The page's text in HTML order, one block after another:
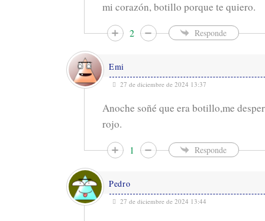
mi corazón, botillo porque te quiero.
2 Responde
Emi
27 de diciembre de 2024 13:37
Anoche soñé que era botillo,me
rojo.
1 Responde
Pedro
27 de diciembre de 2024 13:44